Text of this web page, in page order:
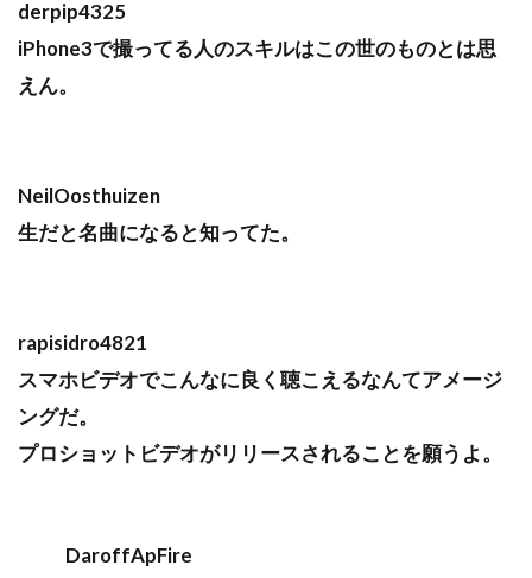
derpip4325
iPhone3で撮ってる人のスキルはこの世のものとは思
えん。
NeilOosthuizen
生だと名曲になると知ってた。
rapisidro4821
スマホビデオでこんなに良く聴こえるなんてアメージ
ングだ。
プロショットビデオがリリースされることを願うよ。
DaroffApFire